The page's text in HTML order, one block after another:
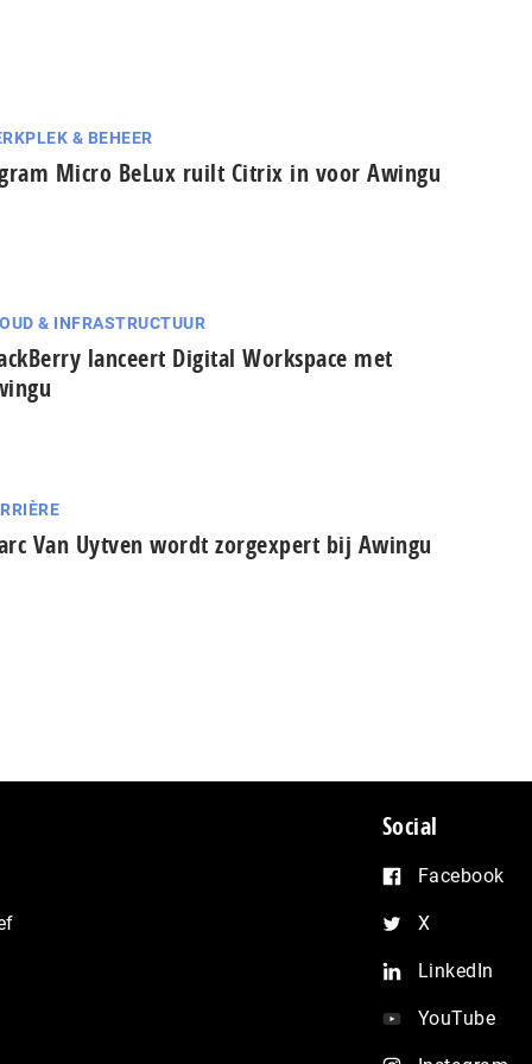
& BEHEER
Micro BeLux ruilt Citrix in voor Awingu
& INFRASTRUCTUUR
lanceert Digital Workspace met
Van Uytven wordt zorgexpert bij Awingu
Social
Facebook
X
LinkedIn
YouTube